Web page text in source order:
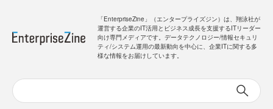
「EnterpriseZine」（エンタープライズジン）は、翔泳社が
運営する企業のIT活用とビジネス成長を支援するITリーダー
向け専門メディアです。データテクノロジー/情報セキュリ
ティ/システム運用の最新動向を中心に、企業ITに関する多
様な情報をお届けしています。